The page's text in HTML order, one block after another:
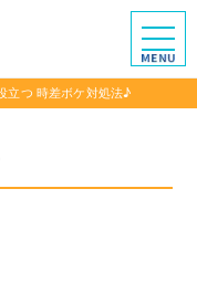
立つ 時差ボケ対処法♪